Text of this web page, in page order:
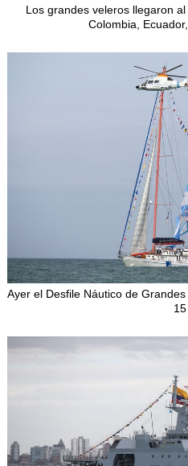
Los grandes veleros llegaron
Colombia,
Ayer el Desfile Náutico de
15